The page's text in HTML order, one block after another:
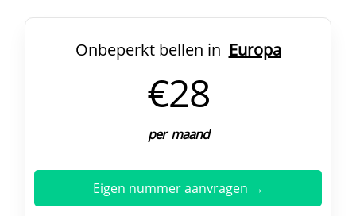
Onbeperkt bellen in Europa
€28
per maand
Eigen nummer aanvragen →